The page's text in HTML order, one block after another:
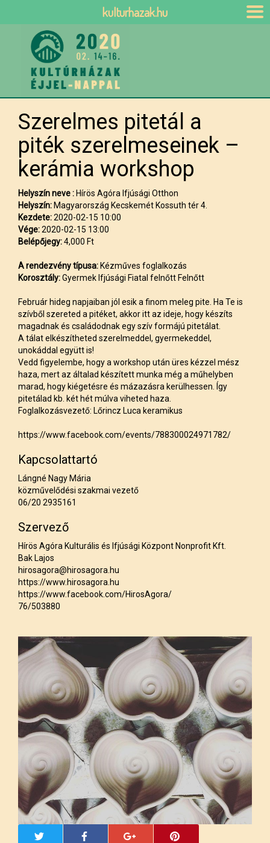
Szerelmes pitetál a
piték szerelmeseinek –
kerámia workshop
Helyszín neve : Hírös Agóra Ifjúsági Otthon
Helyszín: Magyarország Kecskemét Kossuth tér 4.
Kezdete:2020-02-15 10:00
Vége:2020-02-15 13:00
Belépőjegy:4,000 Ft
A rendezvény típusa: Kézműves foglalkozás
Korosztály:Gyermek Ifjúsági Fiatal felnőtt Felnőtt
Február hideg napjaiban jól esik a finom meleg pite. Ha Te is
szívből szereted a pitéket, akkor itt az ideje, hogy készíts
magadnak és családodnak egy szív formájú pitetálat.
A tálat elkészítheted szerelmeddel, gyermekeddel,
unokáddal együtt is!
Vedd figyelembe, hogy a workshop után üres kézzel mész
haza, mert az általad készített munka még a műhelyben
marad, hogy kiégetésre és mázazásra kerülhessen. Így
pitetálad kb. két hét múlva viheted haza.
Foglalkozásvezető: Lőrincz Luca keramikus
https://www.facebook.com/events/788300024971782/
Kapcsolattartó
Lángné Nagy Mária
közművelődési szakmai vezető
06/20 2935161
Szervező
Hírös Agóra Kulturális és Ifjúsági Központ Nonprofit Kft.
Bak Lajos
hirosagora@hirosagora.hu
https://www.hirosagora.hu
https://www.facebook.com/HirosAgora/
76/503880
kulturhazak.hu